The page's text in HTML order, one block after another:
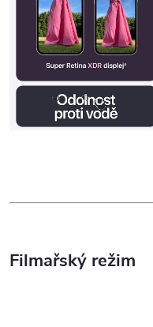
Filmařský režim